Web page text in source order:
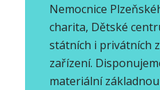
Nemocnice
charita, Dětské
státních i privátních
zařízení.
materiální